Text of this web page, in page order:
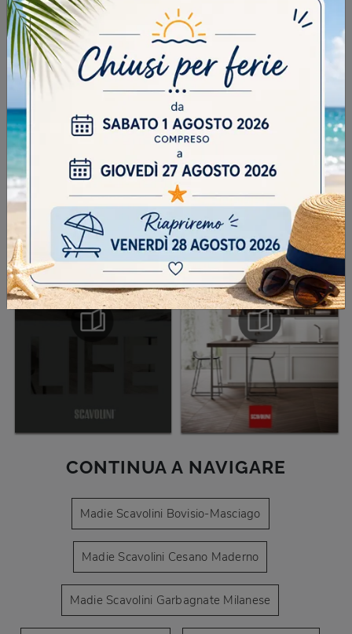
SFOGLIA I NOSTRI CATALOGHI
CONTINUA A NAVIGARE
Madie Scavolini Bovisio-Masciago
Madie Scavolini Cesano Maderno
Madie Scavolini Garbagnate Milanese
DOMANDA DI SICUREZZA
Scrivere la parola "Fragole" al singolare
INVIA